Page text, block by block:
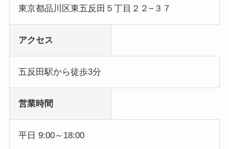
東京都品川区東五反田５丁目２２−３７
アクセス
五反田駅から徒歩3分
営業時間
平日 9:00～18:00